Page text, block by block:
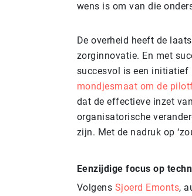
wens is om van die
De overheid heeft de
zorginnovatie. En met
succesvol is een
mondjesmaat om de
dat de effectieve inzet
organisatorische
zijn. Met de nadruk op
Eenzijdige focus op
Volgens Sjoerd Emonts,